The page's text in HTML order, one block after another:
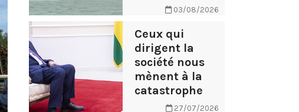
03/08/2026
Ceux qui
dirigent la
société nous
mènent à la
catastrophe
27/07/2026